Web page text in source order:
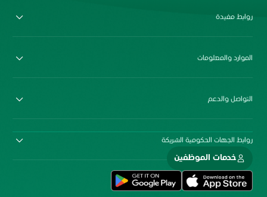
روابط مفيدة
الموارد والمعلومات
التواصل والدعم
روابط الجهات الحكومية الشريكة
خدمات الموظفين